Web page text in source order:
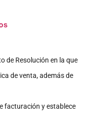
de Resolución en la que
de venta, además de
facturación y establece